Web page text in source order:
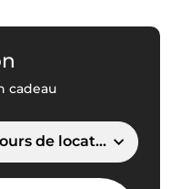
cadeau
Choisissez le nombre de jours de location